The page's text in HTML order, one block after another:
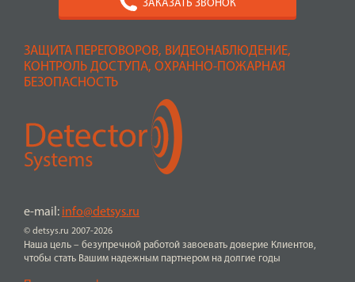
ЗАЩИТА ПЕРЕГОВОРОВ, ВИДЕОНАБЛЮДЕНИЕ,
КОНТРОЛЬ ДОСТУПА, ОХРАННО-ПОЖАРНАЯ
БЕЗОПАСНОСТЬ
© detsys.ru 2007-2026
e-mail: info@detsys.ru
Наша цель – безупречной работой завоевать доверие Клиентов,
чтобы стать Вашим надежным партнером на долгие годы
ЗАКАЗАТЬ ЗВОНОК